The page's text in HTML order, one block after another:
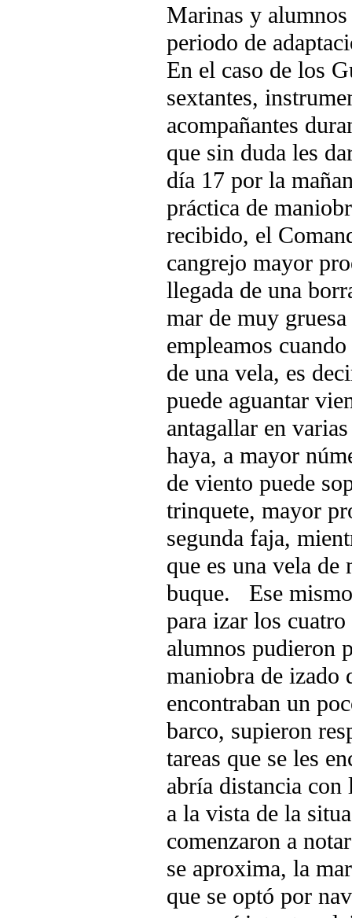
Marinas y
periodo de
En el caso de los
sextantes,
acompañantes
que sin duda les
día 17 por la
práctica de
recibido, el
cangrejo mayor
llegada de una
mar de muy
empleamos
de una vela, es
puede aguantar
antagallar en
haya, a mayor
de viento puede
trinquete, mayor
segunda faja,
que es una vela
buque. Ese
para izar los
alumnos pudieron
maniobra de izado
encontraban un
barco, supieron
tareas que se les
abría distancia con
a la vista de la
comenzaron a
se aproxima, la
que se optó por